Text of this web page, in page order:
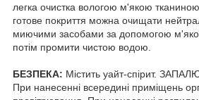
легка очистка вологою м'якою
готове покриття можна очищати
миючими засобами за допомогою
потім промити чистою водою.
БЕЗПЕКА: Містить уайт-спірит.
При нанесенні всередині приміщень